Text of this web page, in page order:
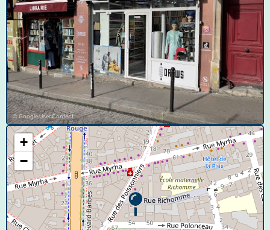
© Google User Content
+
−